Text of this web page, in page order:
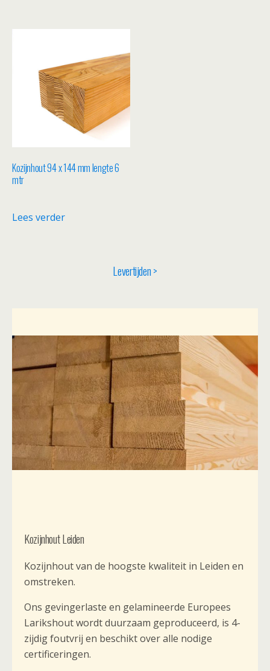
Kozijnhout 94 x 144 mm lengte 6
mtr
Lees verder
Levertijden >
Kozijnhout Leiden
Kozijnhout van de hoogste kwaliteit in Leiden en
omstreken.
Ons gevingerlaste en gelamineerde Europees
Larikshout wordt duurzaam geproduceerd, is 4-
zijdig foutvrij en beschikt over alle nodige
certificeringen.